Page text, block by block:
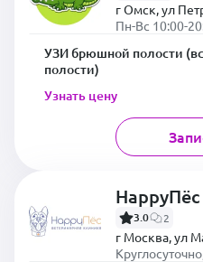
г Омск, ул
Пн-Вс 10:00-
УЗИ брюшной полости
полости)
Узнать цену
3.0 2
г Москва, ул